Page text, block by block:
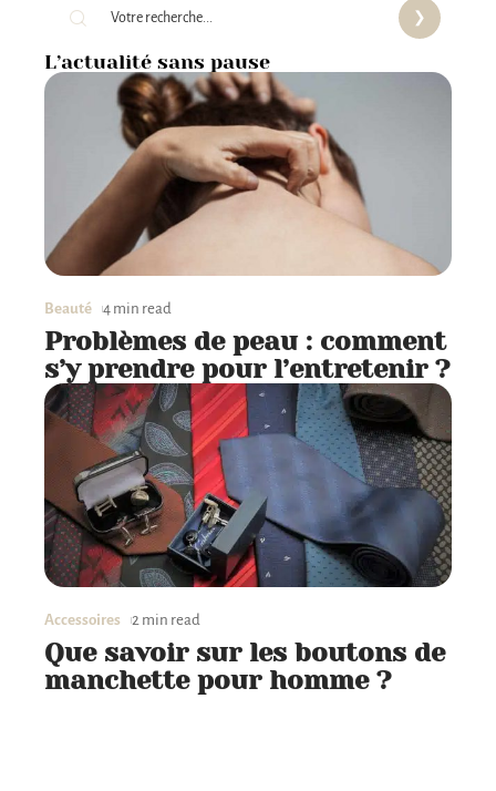
L’actualité sans pause
Beauté 4 min read
Problèmes de peau : comment
s’y prendre pour l’entretenir ?
Accessoires 2 min read
Que savoir sur les boutons de
manchette pour homme ?